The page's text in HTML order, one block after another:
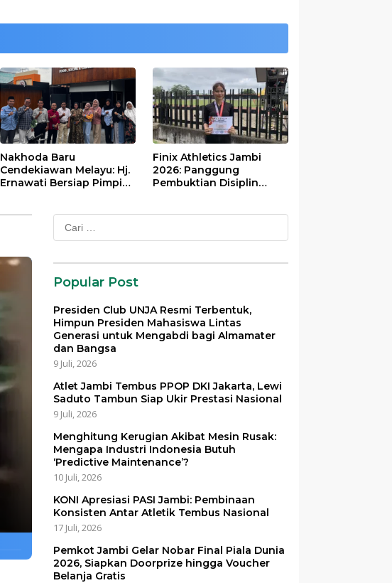
Nakhoda Baru
Cendekiawan Melayu: Hj.
Ernawati Bersiap Pimpin
Finix Athletics Jambi
2026: Panggung
Pembuktian Disiplin
Cari
untuk:
Popular Post
Presiden Club UNJA Resmi Terbentuk,
Himpun Presiden Mahasiswa Lintas
Generasi untuk Mengabdi bagi Almamater
dan Bangsa
9 Juli, 2026
Atlet Jambi Tembus PPOP DKI Jakarta, Lewi
Saduto Tambun Siap Ukir Prestasi Nasional
9 Juli, 2026
Menghitung Kerugian Akibat Mesin Rusak:
Mengapa Industri Indonesia Butuh
‘Predictive Maintenance’?
10 Juli, 2026
KONI Apresiasi PASI Jambi: Pembinaan
Konsisten Antar Atletik Tembus Nasional
17 Juli, 2026
Pemkot Jambi Gelar Nobar Final Piala Dunia
2026, Siapkan Doorprize hingga Voucher
Belanja Gratis